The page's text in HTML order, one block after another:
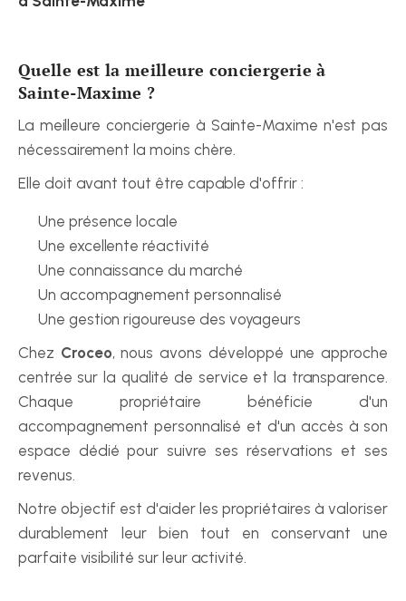
Quelle est la meilleure conciergerie à
Sainte-Maxime ?
La meilleure conciergerie à Sainte-Maxime n'est pas
nécessairement la moins chère.
Elle doit avant tout être capable d'offrir :
Une présence locale
Une excellente réactivité
Une connaissance du marché
Un accompagnement personnalisé
Une gestion rigoureuse des voyageurs
Chez Croceo, nous avons développé une approche
centrée sur la qualité de service et la transparence.
Chaque propriétaire bénéficie d'un
accompagnement personnalisé et d'un accès à son
espace dédié pour suivre ses réservations et ses
revenus.
Notre objectif est d'aider les propriétaires à valoriser
durablement leur bien tout en conservant une
parfaite visibilité sur leur activité.